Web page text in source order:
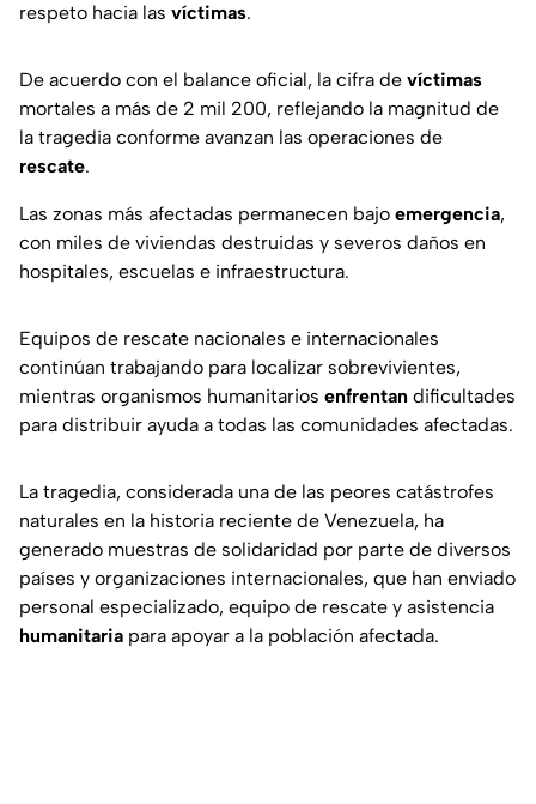
respeto hacia las víctimas.
De acuerdo con el balance oficial, la cifra de víctimas
mortales a más de 2 mil 200, reflejando la magnitud de
la tragedia conforme avanzan las operaciones de
rescate.
Las zonas más afectadas permanecen bajo emergencia,
con miles de viviendas destruidas y severos daños en
hospitales, escuelas e infraestructura.
Equipos de rescate nacionales e internacionales
continúan trabajando para localizar sobrevivientes,
mientras organismos humanitarios enfrentan dificultades
para distribuir ayuda a todas las comunidades afectadas.
La tragedia, considerada una de las peores catástrofes
naturales en la historia reciente de Venezuela, ha
generado muestras de solidaridad por parte de diversos
países y organizaciones internacionales, que han enviado
personal especializado, equipo de rescate y asistencia
humanitaria para apoyar a la población afectada.